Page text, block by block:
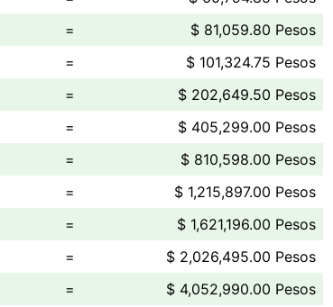
=
$ 81,059.80 Pesos
=
$ 101,324.75 Pesos
=
$ 202,649.50 Pesos
=
$ 405,299.00 Pesos
=
$ 810,598.00 Pesos
=
$ 1,215,897.00 Pesos
=
$ 1,621,196.00 Pesos
=
$ 2,026,495.00 Pesos
= $ 4,052,990.00 Pesos